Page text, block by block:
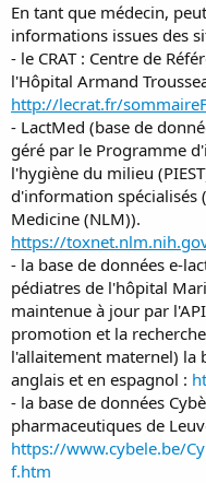
En tant que médecin,
informations issues des
- le CRAT : Centre de
l'Hôpital Armand
http://lecrat.fr/
- LactMed (base de
géré par le Programme
l'hygiène du milieu
d'information spécialisés
Medicine (NLM)).
https://
- la base de données e-
pédiatres de l'hôpital
maintenue à jour par
promotion et la
l'allaitement maternel) la
anglais et en espagnol :
- la base de données
pharmaceutiques de
https://www.cybele.be/
f.htm